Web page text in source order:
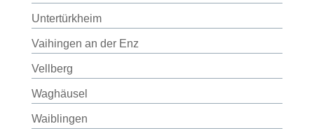
Untertürkheim
Vaihingen an der Enz
Vellberg
Waghäusel
Waiblingen